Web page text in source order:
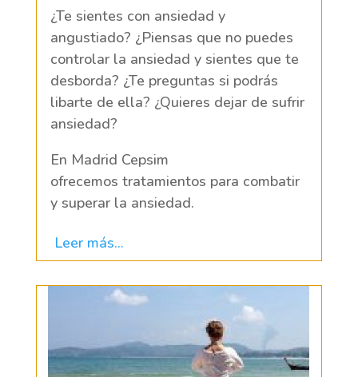
¿Te sientes con ansiedad y
angustiado? ¿Piensas que no puedes
controlar la ansiedad y sientes que te
desborda? ¿Te preguntas si podrás
libarte de ella? ¿Quieres dejar de sufrir
ansiedad?
En Madrid Cepsim
ofrecemos tratamientos para combatir
y superar la ansiedad.
Leer más...